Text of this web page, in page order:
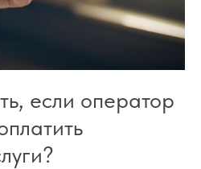
если оператор